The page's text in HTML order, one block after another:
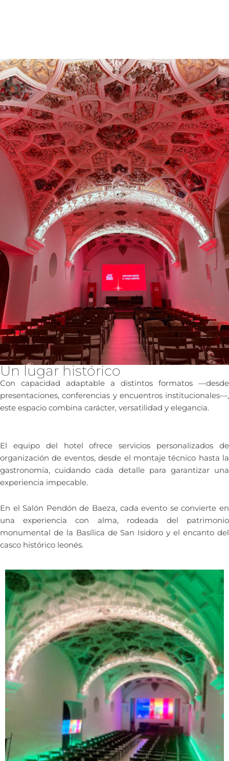
Un lugar histórico
Con capacidad adaptable a distintos formatos —desde
presentaciones, conferencias y encuentros institucionales—,
este espacio combina carácter, versatilidad y elegancia.
El equipo del hotel ofrece servicios personalizados de
organización de eventos, desde el montaje técnico hasta la
gastronomía, cuidando cada detalle para garantizar una
experiencia impecable.
En el Salón Pendón de Baeza, cada evento se convierte en
una experiencia con alma, rodeada del patrimonio
monumental de la Basílica de San Isidoro y el encanto del
casco histórico leonés.